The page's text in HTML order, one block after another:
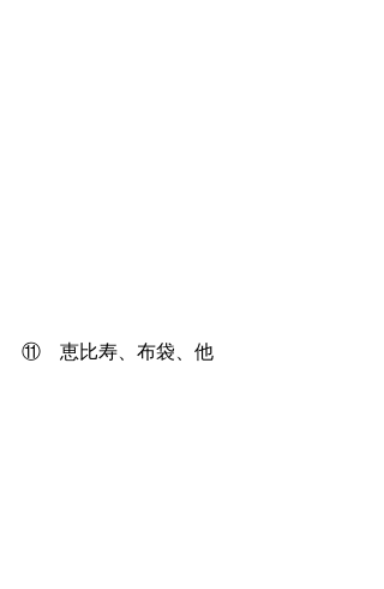
⑪　恵比寿、布袋、他